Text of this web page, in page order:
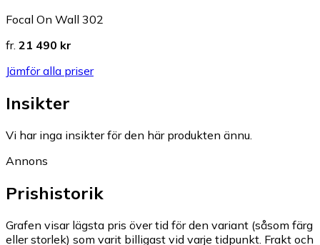
Focal On Wall 302
fr. 21 490 kr
Jämför alla priser
Insikter
Vi har inga insikter för den här produkten ännu.
Annons
Prishistorik
Grafen visar lägsta pris över tid för den variant (såsom färg
eller storlek) som varit billigast vid varje tidpunkt. Frakt och